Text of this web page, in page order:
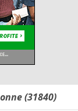
(31840)